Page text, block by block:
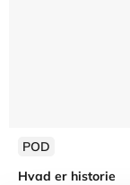
POD
Hvad er historie